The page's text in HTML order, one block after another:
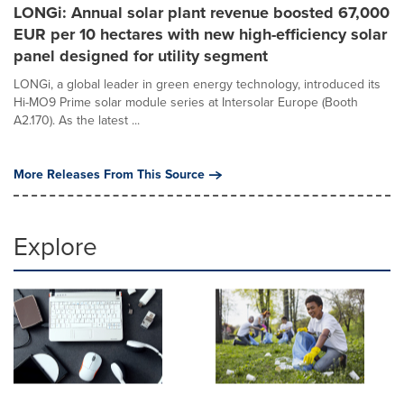
LONGi: Annual solar plant revenue boosted 67,000
EUR per 10 hectares with new high-efficiency solar
panel designed for utility segment
LONGi, a global leader in green energy technology, introduced its
Hi-MO9 Prime solar module series at Intersolar Europe (Booth
A2.170). As the latest ...
More Releases From This Source
Explore